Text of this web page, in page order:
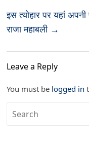
इस त्योहार पर यहां
राजा महाबली →
Leave a Reply
You must be logged in